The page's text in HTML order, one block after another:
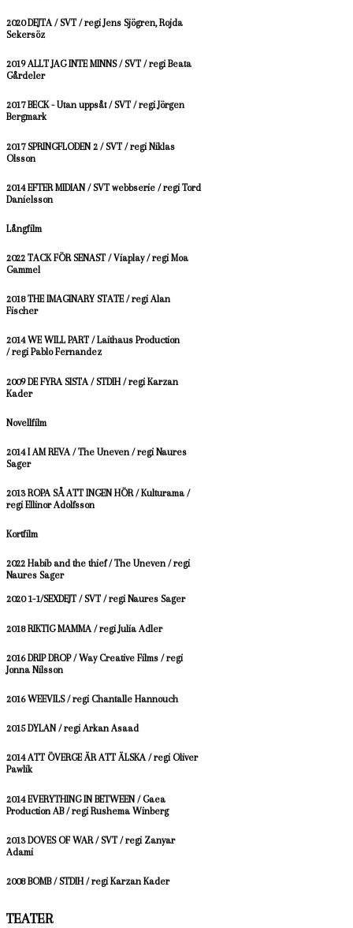
2020 DEJTA / SVT / regi Jens Sjögren, Rojda
Sekersöz
2019 ALLT JAG INTE MINNS / SVT / regi Beata
Gårdeler
2017 BECK - Utan uppsåt / SVT / regi Jörgen
Bergmark
2017 SPRINGFLODEN 2 / SVT / regi Niklas
Olsson
2014 EFTER MIDIAN / SVT webbserie / regi Tord
Danielsson
Långfilm
2022 TACK FÖR SENAST / Viaplay / regi Moa
Gammel
2018 THE IMAGINARY STATE / regi Alan
Fischer
2014 WE WILL PART / Laithaus Production
/ regi Pablo Fernandez
2009 DE FYRA SISTA / STDIH / regi Karzan
Kader
Novellfilm
2014 I AM REVA / The Uneven / regi Naures
Sager
2013 ROPA SÅ ATT INGEN HÖR / Kulturama /
regi Ellinor Adolfsson
Kortfilm
2022 Habib and the thief /The Uneven /regi
Naures Sager
2020 1-1/SEXDEJT / SVT / regi Naures Sager
2018 RIKTIG MAMMA / regi Julia Adler
2016 DRIP DROP / Way Creative Films / regi
Jonna Nilsson
2016 WEEVILS / regi Chantalle Hannouch
2015 DYLAN / regi Arkan Asaad
2014 ATT ÖVERGE ÄR ATT ÄLSKA / regi Oliver
Pawlik
2014 EVERYTHING IN BETWEEN / Gaea
Production AB / regi Rushema Winberg
2013 DOVES OF WAR / SVT / regi Zanyar
Adami
2008 BOMB / STDIH / regi Karzan Kader
TEATER